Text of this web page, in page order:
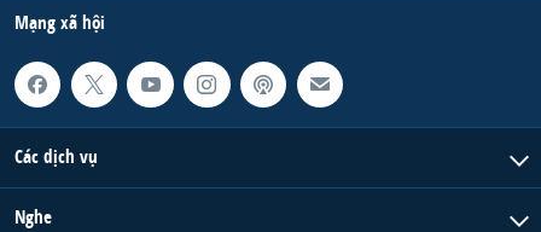
Mạng xã hội
Các dịch vụ
Nghe